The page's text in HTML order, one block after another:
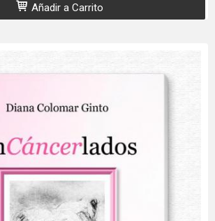
Añadir a Carrito